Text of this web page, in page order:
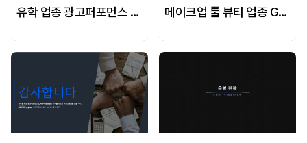
유학 업종 광고퍼포먼스 개선사례 메이크업 툴 뷰티 업종 G사 온라인 마케팅 제안 사례